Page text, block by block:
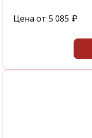
Цена от 5 085 ₽